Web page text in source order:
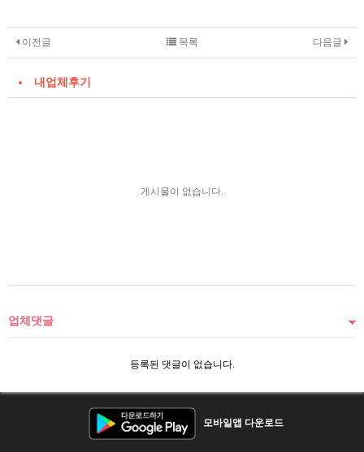
이전글 다음글
목록
내업체후기
게시물이 없습니다.
업체댓글
등록된 댓글이 없습니다.
모바일앱 다운로드